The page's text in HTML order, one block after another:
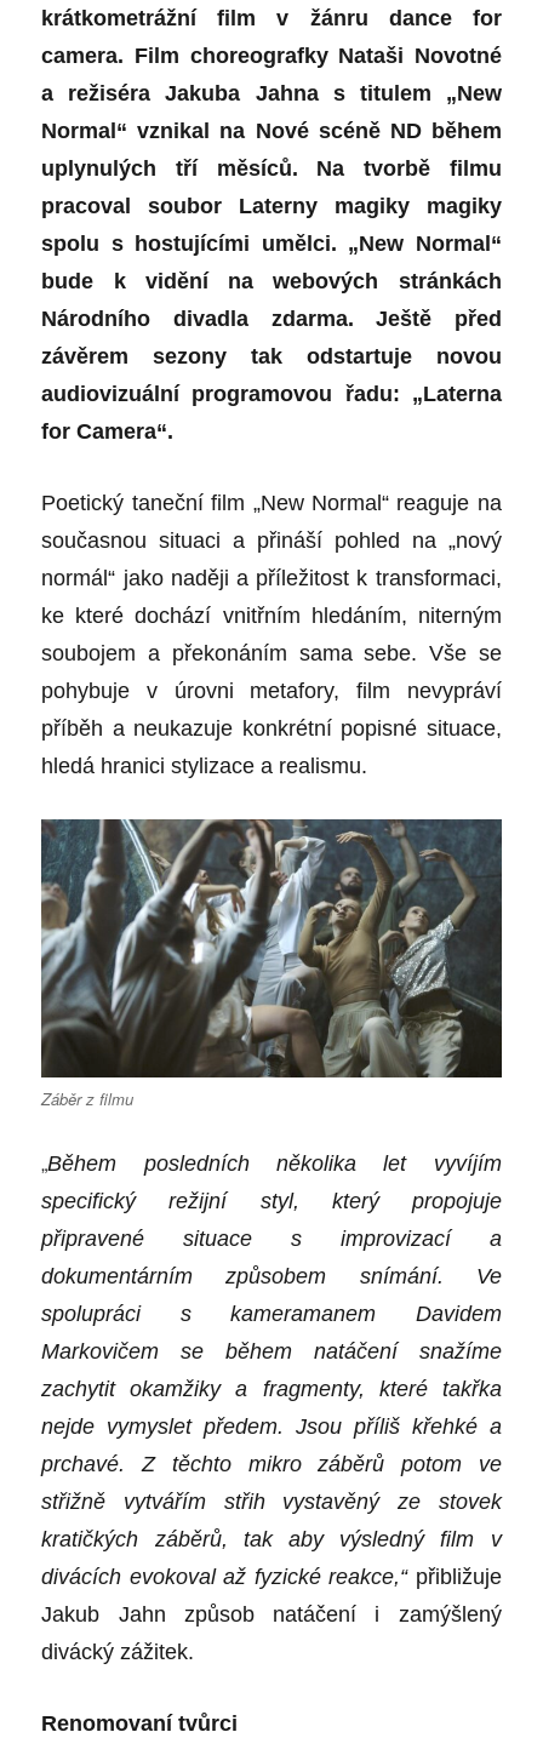
krátkometrážní film v žánru dance for
camera. Film choreografky Nataši Novotné
a režiséra Jakuba Jahna s titulem „New
Normal“ vznikal na Nové scéně ND během
uplynulých tří měsíců. Na tvorbě filmu
pracoval soubor Laterny magiky magiky
spolu s hostujícími umělci. „New Normal“
bude k vidění na webových stránkách
Národního divadla zdarma. Ještě před
závěrem sezony tak odstartuje novou
audiovizuální programovou řadu: „Laterna
for Camera“.
Poetický taneční film „New Normal“ reaguje na
současnou situaci a přináší pohled na „nový
normál“ jako naději a příležitost k transformaci,
ke které dochází vnitřním hledáním, niterným
soubojem a překonáním sama sebe. Vše se
pohybuje v úrovni metafory, film nevypráví
příběh a neukazuje konkrétní popisné situace,
hledá hranici stylizace a realismu.
Záběr z filmu
„Během posledních několika let vyvíjím
specifický režijní styl, který propojuje
připravené situace s improvizací a
dokumentárním způsobem snímání. Ve
spolupráci s kameramanem Davidem
Markovičem se během natáčení snažíme
zachytit okamžiky a fragmenty, které takřka
nejde vymyslet předem. Jsou příliš křehké a
prchavé. Z těchto mikro záběrů potom ve
střižně vytvářím střih vystavěný ze stovek
kratičkých záběrů, tak aby výsledný film v
divácích evokoval až fyzické reakce,“ přibližuje
Jakub Jahn způsob natáčení i zamýšlený
divácký zážitek.
Renomovaní tvůrci